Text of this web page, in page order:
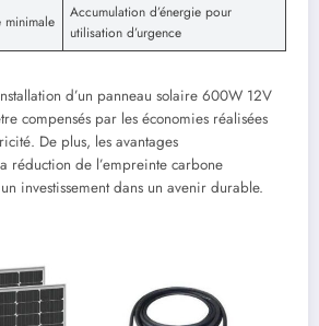
minimale
Accumulation d’énergie pour
utilisation d’urgence
d’un panneau solaire 600W 12V
compensés par les économies réalisées
De plus, les avantages
réduction de l’empreinte carbone
investissement dans un avenir durable.